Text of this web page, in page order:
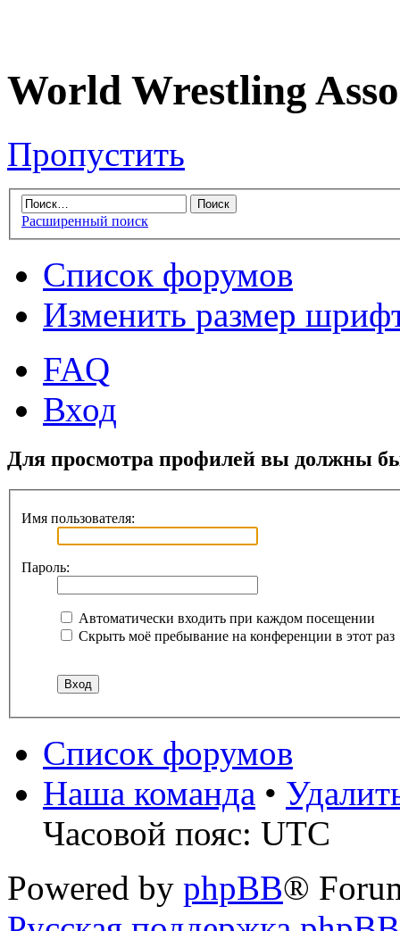
World Wrestling
Пропустить
Расширенный поиск
Список форумов
Изменить размер
FAQ
Вход
Для просмотра профилей вы должны
Имя пользователя:
Пароль:
Автоматически входить при каждом посещении
Скрыть моё пребывание на конференции в этот раз
Список форумов
Наша команда •
Часовой пояс: UTC
Powered by phpBB®